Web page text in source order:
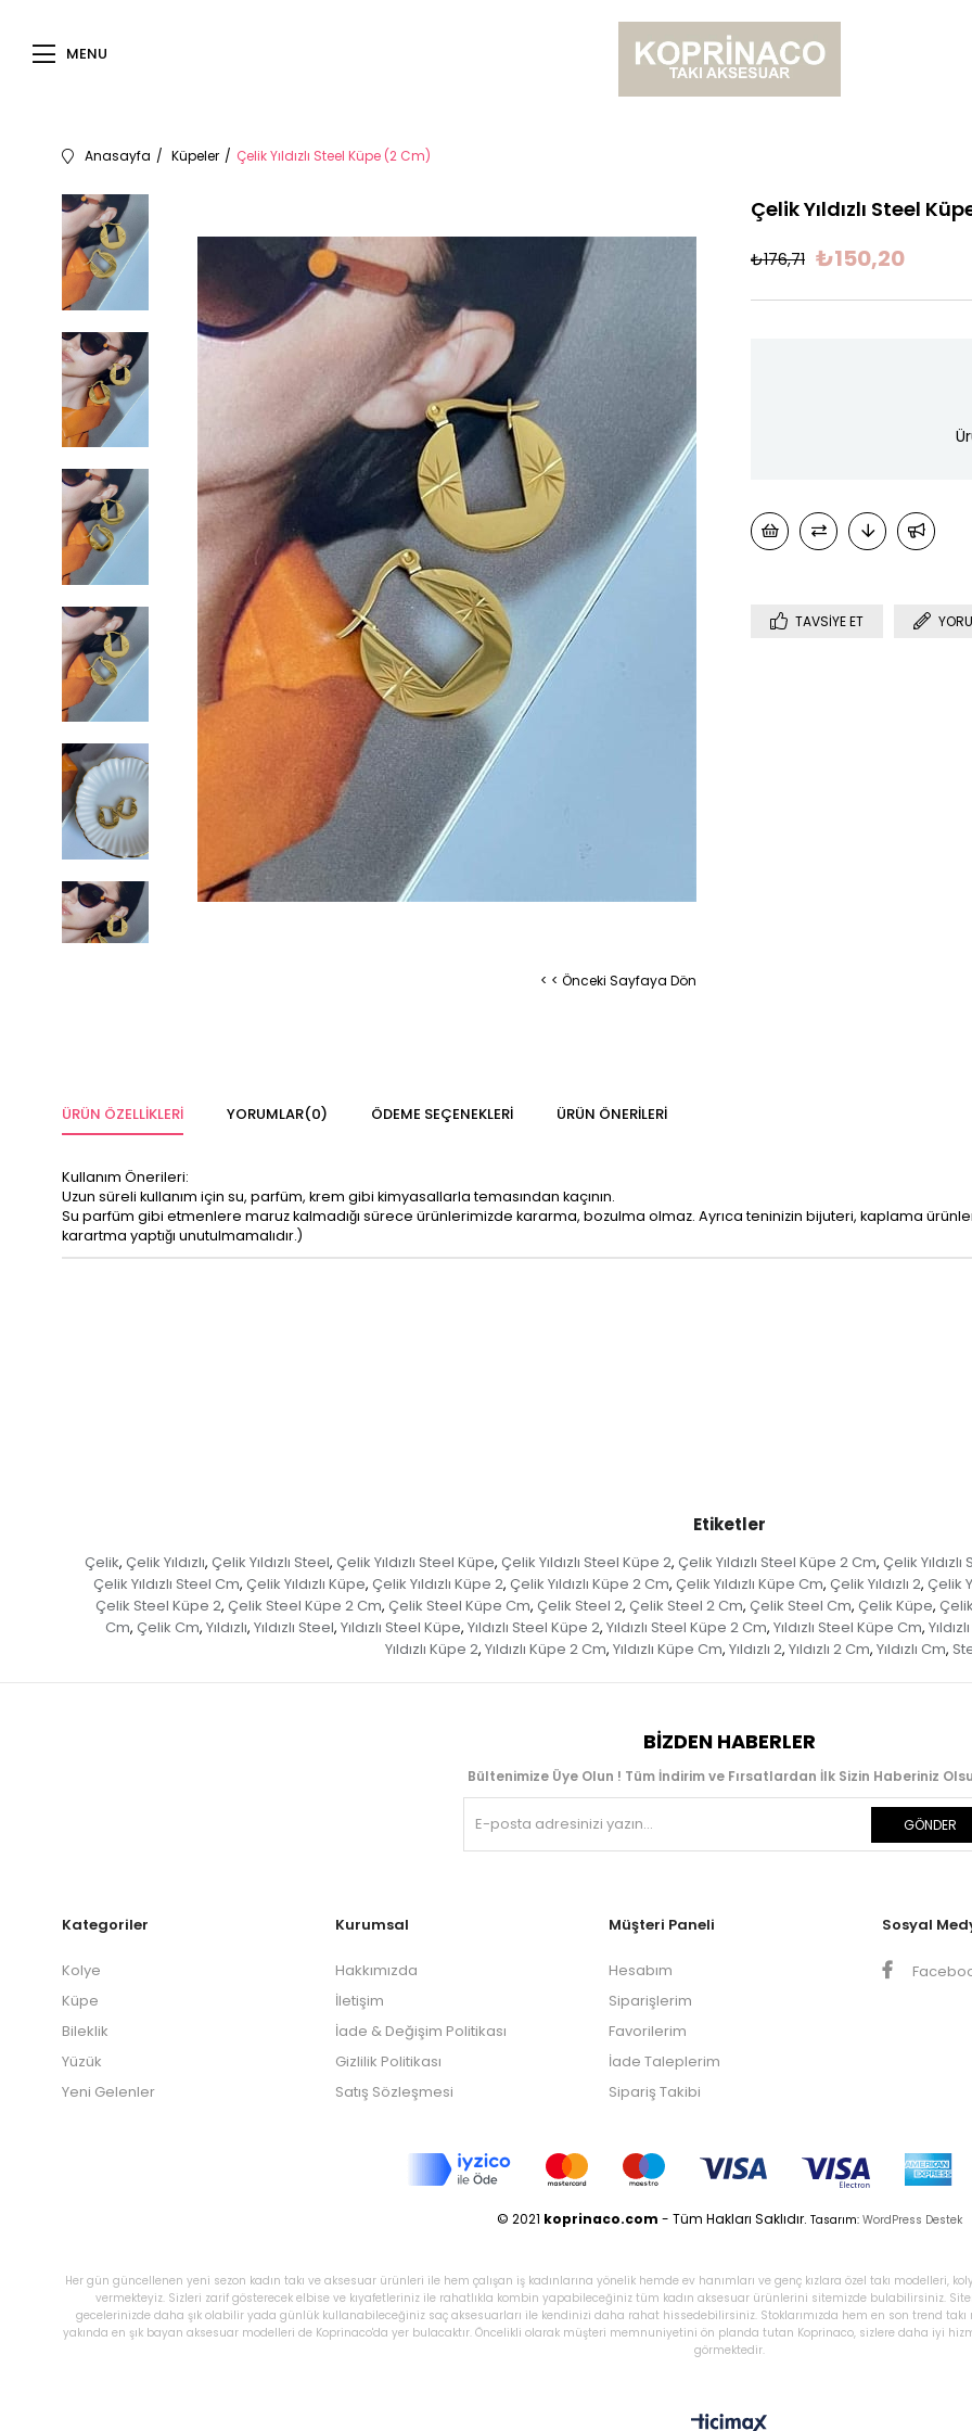
MENU
Anasayfa Küpeler Çelik Yıldızlı Steel Küpe (2 Cm)
< < Önceki Sayfaya Dön
Çelik Yıldızlı Steel
₺176,71 ₺150,20
TAVSIYE ET
ÜRÜN ÖZELLIKLERI YORUMLAR(0) ÖDEME SEÇENEKLERI ÜRÜN ÖNERILERI
Kullanım Önerileri:
Uzun süreli kullanım için su, parfüm, krem gibi kimyasallarla temasından kaçının.
Su parfüm gibi etmenlere maruz kalmadığı sürece ürünlerimizde kararma, bozulma olmaz. Ayrıca teninizin bijuteri, kaplama
karartma yaptığı unutulmamalıdır.)
Etiketler
Çelik, Çelik Yıldızlı, Çelik Yıldızlı Steel, Çelik Yıldızlı Steel Küpe, Çelik Yıldızlı Steel Küpe 2, Çelik Yıldızlı Steel Küpe 2 Cm, Çelik
Çelik Yıldızlı Steel Cm, Çelik Yıldızlı Küpe, Çelik Yıldızlı Küpe 2, Çelik Yıldızlı Küpe 2 Cm, Çelik Yıldızlı Küpe Cm, Çelik Yıldızlı 2, Çelik
Çelik Steel Küpe 2, Çelik Steel Küpe 2 Cm, Çelik Steel Küpe Cm, Çelik Steel 2, Çelik Steel 2 Cm, Çelik Steel Cm, Çelik Küpe,
Cm, Çelik Cm, Yıldızlı, Yıldızlı Steel, Yıldızlı Steel Küpe, Yıldızlı Steel Küpe 2, Yıldızlı Steel Küpe 2 Cm, Yıldızlı Steel Küpe Cm,
Yıldızlı Küpe 2, Yıldızlı Küpe 2 Cm, Yıldızlı Küpe Cm, Yıldızlı 2, Yıldızlı 2 Cm, Yıldızlı Cm,
BIZDEN HABERLER
Bültenimize Üye Olun ! Tüm İndirim ve Fırsatlardan İlk Sizin Haberiniz
GÖNDER
Kategoriler
Kolye
Küpe
Bileklik
Yüzük
Yeni Gelenler
Kurumsal
Hakkımızda
İletişim
İade & Değişim Politikası
Gizlilik Politikası
Satış Sözleşmesi
Müşteri Paneli
Hesabım
Siparişlerim
Favorilerim
İade Taleplerim
Sipariş Takibi
Sosyal
© 2021 koprinaco.com - Tüm Hakları Saklıdır. Tasarım: WordPress Destek
Her gün güncellenen yeni sezon kadın takı ve aksesuar ürünleri ile hem çalışan iş kadınlarına yönelik hemde ev hanımları ve genç kızlara özel takı modelleri,
vermekteyiz. Sizleri zarif gösterecek elbise ve kıyafetleriniz ile rahatlıkla kombin yapabileceğiniz tüm kadın aksesuar ürünlerini sitemizde bulabilirsiniz.
gecelerinizde daha şık olabilir yada günlük kullanabileceğiniz saç aksesuarları ile kendinizi daha rahat hissedebilirsiniz. Stoklarımızda hem en son trend
yakında en şık bayan aksesuar modelleri de Koprinaco'da yer bulacaktır. Öncelikli olarak müşteri memnuniyetini ön planda tutan Koprinaco, sizlere daha iyi
görmektedir.